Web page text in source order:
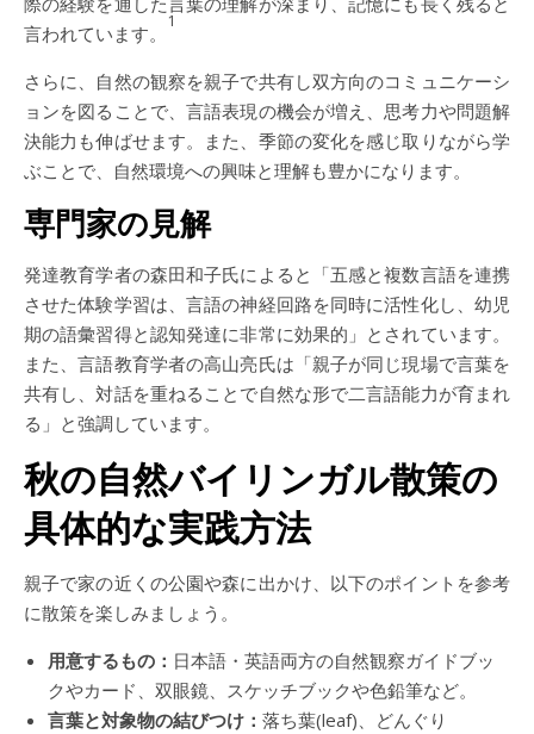
言われています。
1
さらに、自然の観察を親子で共有し双方向のコミュニケーシ
ョンを図ることで、言語表現の機会が増え、思考力や問題解
決能力も伸ばせます。また、季節の変化を感じ取りながら学
ぶことで、自然環境への興味と理解も豊かになります。
専門家の見解
発達教育学者の森田和子氏によると「五感と複数言語を連携
させた体験学習は、言語の神経回路を同時に活性化し、幼児
期の語彙習得と認知発達に非常に効果的」とされています。
また、言語教育学者の高山亮氏は「親子が同じ現場で言葉を
共有し、対話を重ねることで自然な形で二言語能力が育まれ
る」と強調しています。
秋の自然バイリンガル散策の
具体的な実践方法
親子で家の近くの公園や森に出かけ、以下のポイントを参考
に散策を楽しみましょう。
用意するもの： 日本語・英語両方の自然観察ガイドブッ
クやカード、双眼鏡、スケッチブックや色鉛筆など。
言葉と対象物の結びつけ： 落ち葉(leaf)、どんぐり